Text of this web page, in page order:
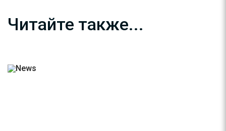
Читайте также...